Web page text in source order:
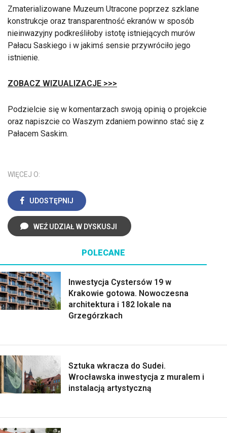
Zmaterializowane Muzeum Utracone poprzez szklane
konstrukcje oraz transparentność ekranów w sposób
nieinwazyjny podkreśliłoby istotę istniejących murów
Pałacu Saskiego i w jakimś sensie przywróciło jego
istnienie.
ZOBACZ WIZUALIZACJE >>>
Podzielcie się w komentarzach swoją opinią o projekcie
oraz napiszcie co Waszym zdaniem powinno stać się z
Pałacem Saskim.
WIĘCEJ O:
UDOSTĘPNIJ
WEŹ UDZIAŁ W DYSKUSJI
POLECANE
Inwestycja Cystersów 19 w
Krakowie gotowa. Nowoczesna
architektura i 182 lokale na
Grzegórzkach
Sztuka wkracza do Sudei.
Wrocławska inwestycja z muralem i
instalacją artystyczną